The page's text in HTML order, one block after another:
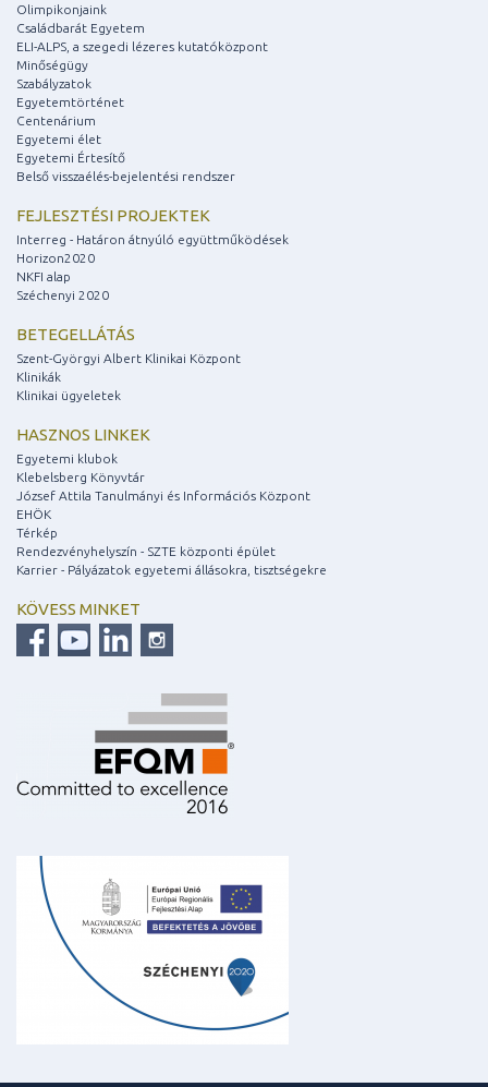
Olimpikonjaink
Családbarát Egyetem
ELI-ALPS, a szegedi lézeres kutatóközpont
Minőségügy
Szabályzatok
Egyetemtörténet
Centenárium
Egyetemi élet
Egyetemi Értesítő
Belső visszaélés-bejelentési rendszer
FEJLESZTÉSI PROJEKTEK
Interreg - Határon átnyúló együttműködések
Horizon2020
NKFI alap
Széchenyi 2020
BETEGELLÁTÁS
Szent-Györgyi Albert Klinikai Központ
Klinikák
Klinikai ügyeletek
HASZNOS LINKEK
Egyetemi klubok
Klebelsberg Könyvtár
József Attila Tanulmányi és Információs Központ
EHÖK
Térkép
Rendezvényhelyszín - SZTE központi épület
Karrier - Pályázatok egyetemi állásokra, tisztségekre
KÖVESS MINKET